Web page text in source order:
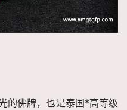
的佛牌，也是泰国*高等级